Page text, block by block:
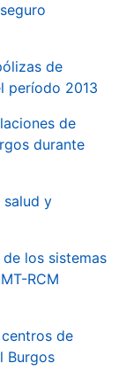
de
período 2013
de
durante
salud y
los sistemas
RCM
de
Burgos